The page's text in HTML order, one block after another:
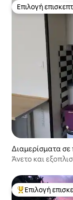
Επιλογή
Επιλογή
Διαμερίσματα σε
Λιμόζ
Άνετο και
Κορυφαία
Επιλογή